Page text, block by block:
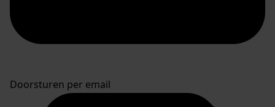
Doorsturen per email